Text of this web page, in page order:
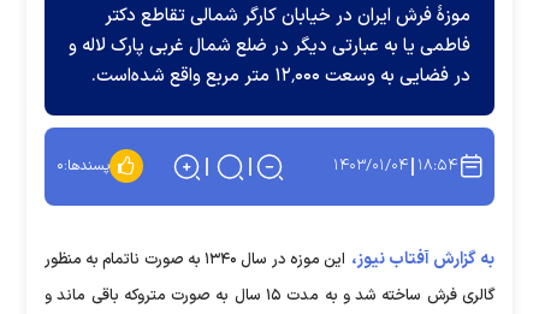
موزهٔ فرش ایران در خیابان کارگر شمالی تقاطع دکتر
فاطمی یا به عبارتی دیگر در ضلع شمال غربی پارک لاله و
در فضایی به وسعت ۱۲٬۰۰۰ متر مربع واقع شده‌است.
۱۸:۵۴ ۱۴۰۳/۰۱/۰۴ پسندها:۰
به گزارش آفتاب نیوز،
این موزه در سال ۱۳۴۰ به صورت ناتمام به منظور
گالری فرش ساخته شد و به مدت ۱۵ سال به صورت متروکه باقی ماند و